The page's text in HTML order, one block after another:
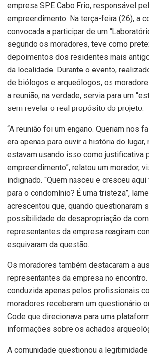
empresa SPE Cabo Frio, responsável
empreendimento. Na terça-feira (26), a
convocada a participar de um
segundo os moradores, teve como
depoimentos dos residentes mais
da localidade. Durante o evento,
de biólogos e arqueólogos, os
a reunião, na verdade, servia para um
sem revelar o real propósito do projeto.
“A reunião foi um engano. Queriam nos
era apenas para ouvir a história do lugar,
estavam usando isso como justificativa
empreendimento”, relatou um morador,
indignado. “Quem nasceu e cresceu
para o condomínio? É uma tristeza”,
acrescentou que, quando questionaram
possibilidade de desapropriação da
representantes da empresa reagiram
esquivaram da questão.
Os moradores também destacaram a
representantes da empresa no
conduzida apenas pelos profissionais
moradores receberam um questionário
Code que direcionava para uma
informações sobre os achados
A comunidade questionou a legitimidade